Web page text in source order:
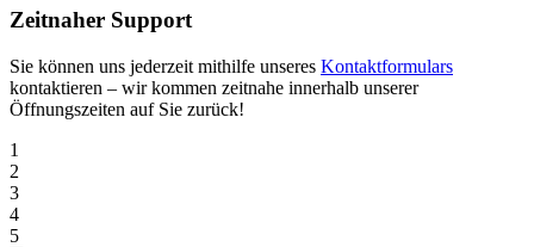
Zeitnaher Support
Sie können uns jederzeit mithilfe unseres Kontaktformulars
kontaktieren – wir kommen zeitnahe innerhalb unserer
Öffnungszeiten auf Sie zurück!
1
2
3
4
5